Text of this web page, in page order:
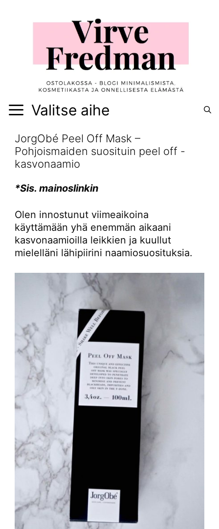
Valitse aihe
JorgObé Peel Off Mask –
Pohjoismaiden suosituin peel off -
kasvonaamio
*Sis. mainoslinkin
Olen innostunut viimeaikoina
käyttämään yhä enemmän aikaani
kasvonaamioilla leikkien ja kuullut
mielelläni lähipiirini naamiosuosituksia.